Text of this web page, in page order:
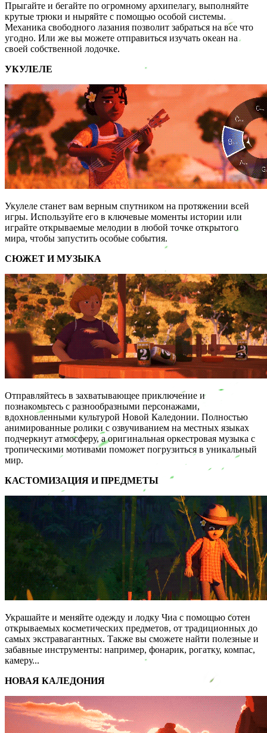
Прыгайте и бегайте по огромному архипелагу, выполняйте
крутые трюки и ныряйте с помощью особой системы.
Механика свободного лазания позволит забраться на все что
угодно. Или же вы можете отправиться изучать океан на
своей собственной лодочке.
УКУЛЕЛЕ
Укулеле станет вам верным спутником на протяжении всей
игры. Используйте его в ключевые моменты истории или
играйте открываемые мелодии в любой точке открытого
мира, чтобы запустить особые события.
СЮЖЕТ И МУЗЫКА
Отправляйтесь в захватывающее приключение и
познакомьтесь с разнообразными персонажами,
вдохновленными культурой Новой Каледонии. Полностью
анимированные ролики с озвучиванием на местных языках
подчеркнут атмосферу, а оригинальная оркестровая музыка с
тропическими мотивами поможет погрузиться в уникальный
мир.
КАСТОМИЗАЦИЯ И ПРЕДМЕТЫ
Украшайте и меняйте одежду и лодку Чиа с помощью сотен
открываемых косметических предметов, от традиционных до
самых экстравагантных. Также вы сможете найти полезные и
забавные инструменты: например, фонарик, рогатку, компас,
камеру...
НОВАЯ КАЛЕДОНИЯ